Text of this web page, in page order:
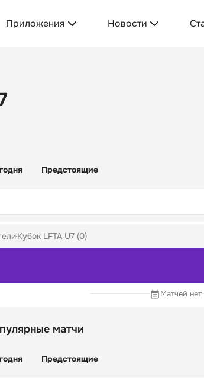
Приложения Новости
Предстоящие
Кубок LFTA U7 (0)
Матчей нет
матчи
Предстоящие